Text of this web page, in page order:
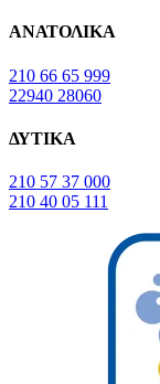
ΑΝΑΤΟΛΙΚΑ
210 66 65 999
22940 28060
ΔΥΤΙΚΑ
210 57 37 000
210 40 05 111